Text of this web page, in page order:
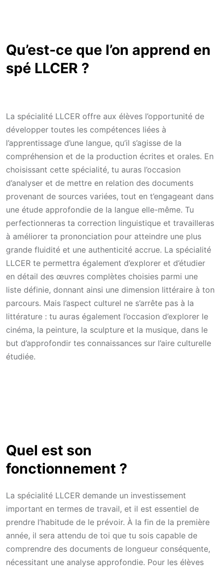
Qu’est-ce que l’on apprend en
spé LLCER ?
La spécialité LLCER offre aux élèves l’opportunité de
développer toutes les compétences liées à
l’apprentissage d’une langue, qu’il s’agisse de la
compréhension et de la production écrites et orales. En
choisissant cette spécialité, tu auras l’occasion
d’analyser et de mettre en relation des documents
provenant de sources variées, tout en t’engageant dans
une étude approfondie de la langue elle-même. Tu
perfectionneras ta correction linguistique et travailleras
à améliorer ta prononciation pour atteindre une plus
grande fluidité et une authenticité accrue. La spécialité
LLCER te permettra également d’explorer et d’étudier
en détail des œuvres complètes choisies parmi une
liste définie, donnant ainsi une dimension littéraire à ton
parcours. Mais l’aspect culturel ne s’arrête pas à la
littérature : tu auras également l’occasion d’explorer le
cinéma, la peinture, la sculpture et la musique, dans le
but d’approfondir tes connaissances sur l’aire culturelle
étudiée.
Quel est son
fonctionnement ?
La spécialité LLCER demande un investissement
important en termes de travail, et il est essentiel de
prendre l’habitude de le prévoir. À la fin de la première
année, il sera attendu de toi que tu sois capable de
comprendre des documents de longueur conséquente,
nécessitant une analyse approfondie. Pour les élèves